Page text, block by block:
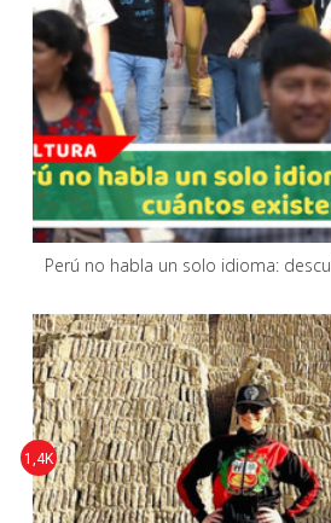
Perú no habla un solo idioma:
1,4K